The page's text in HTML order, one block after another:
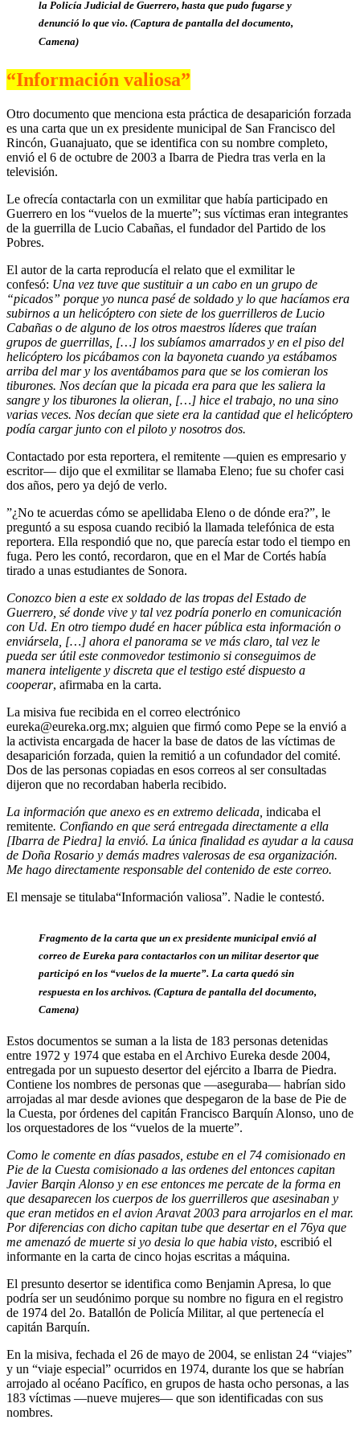
la Policía Judicial de Guerrero, hasta que pudo fugarse y
denunció lo que vio. (Captura de pantalla del documento,
Camena)
“Información valiosa”
Otro documento que menciona esta práctica de desaparición forzada
es una carta que un ex presidente municipal de San Francisco del
Rincón, Guanajuato, que se identifica con su nombre completo,
envió el 6 de octubre de 2003 a Ibarra de Piedra tras verla en la
televisión.
Le ofrecía contactarla con un exmilitar que había participado en
Guerrero en los “vuelos de la muerte”; sus víctimas eran integrantes
de la guerrilla de Lucio Cabañas, el fundador del Partido de los
Pobres.
El autor de la carta reproducía el relato que el exmilitar le
confesó: Una vez tuve que sustituir a un cabo en un grupo de
“picados” porque yo nunca pasé de soldado y lo que hacíamos era
subirnos a un helicóptero con siete de los guerrilleros de Lucio
Cabañas o de alguno de los otros maestros líderes que traían
grupos de guerrillas, […] los subíamos amarrados y en el piso del
helicóptero los picábamos con la bayoneta cuando ya estábamos
arriba del mar y los aventábamos para que se los comieran los
tiburones. Nos decían que la picada era para que les saliera la
sangre y los tiburones la olieran, […] hice el trabajo, no una sino
varias veces. Nos decían que siete era la cantidad que el helicóptero
podía cargar junto con el piloto y nosotros dos.
Contactado por esta reportera, el remitente —quien es empresario y
escritor— dijo que el exmilitar se llamaba Eleno; fue su chofer casi
dos años, pero ya dejó de verlo.
”¿No te acuerdas cómo se apellidaba Eleno o de dónde era?”, le
preguntó a su esposa cuando recibió la llamada telefónica de esta
reportera. Ella respondió que no, que parecía estar todo el tiempo en
fuga. Pero les contó, recordaron, que en el Mar de Cortés había
tirado a unas estudiantes de Sonora.
Conozco bien a este ex soldado de las tropas del Estado de
Guerrero, sé donde vive y tal vez podría ponerlo en comunicación
con Ud. En otro tiempo dudé en hacer pública esta información o
enviársela, […] ahora el panorama se ve más claro, tal vez le
pueda ser útil este conmovedor testimonio si conseguimos de
manera inteligente y discreta que el testigo esté dispuesto a
cooperar, afirmaba en la carta.
La misiva fue recibida en el correo electrónico
eureka@eureka.org.mx; alguien que firmó como Pepe se la envió a
la activista encargada de hacer la base de datos de las víctimas de
desaparición forzada, quien la remitió a un cofundador del comité.
Dos de las personas copiadas en esos correos al ser consultadas
dijeron que no recordaban haberla recibido.
La información que anexo es en extremo delicada, indicaba el
remitente. Confiando en que será entregada directamente a ella
[Ibarra de Piedra] la envió. La única finalidad es ayudar a la causa
de Doña Rosario y demás madres valerosas de esa organización.
Me hago directamente responsable del contenido de este correo.
El mensaje se titulaba“Información valiosa”. Nadie le contestó.
Fragmento de la carta que un ex presidente municipal envió al
correo de Eureka para contactarlos con un militar desertor que
participó en los “vuelos de la muerte”. La carta quedó sin
respuesta en los archivos. (Captura de pantalla del documento,
Camena)
Estos documentos se suman a la lista de 183 personas detenidas
entre 1972 y 1974 que estaba en el Archivo Eureka desde 2004,
entregada por un supuesto desertor del ejército a Ibarra de Piedra.
Contiene los nombres de personas que —aseguraba— habrían sido
arrojadas al mar desde aviones que despegaron de la base de Pie de
la Cuesta, por órdenes del capitán Francisco Barquín Alonso, uno de
los orquestadores de los “vuelos de la muerte”.
Como le comente en días pasados, estube en el 74 comisionado en
Pie de la Cuesta comisionado a las ordenes del entonces capitan
Javier Barqin Alonso y en ese entonces me percate de la forma en
que desaparecen los cuerpos de los guerrilleros que asesinaban y
que eran metidos en el avion Aravat 2003 para arrojarlos en el mar.
Por diferencias con dicho capitan tube que desertar en el 76ya que
me amenazó de muerte si yo desia lo que habia visto, escribió el
informante en la carta de cinco hojas escritas a máquina.
El presunto desertor se identifica como Benjamin Apresa, lo que
podría ser un seudónimo porque su nombre no figura en el registro
de 1974 del 2o. Batallón de Policía Militar, al que pertenecía el
capitán Barquín.
En la misiva, fechada el 26 de mayo de 2004, se enlistan 24 “viajes”
y un “viaje especial” ocurridos en 1974, durante los que se habrían
arrojado al océano Pacífico, en grupos de hasta ocho personas, a las
183 víctimas —nueve mujeres— que son identificadas con sus
nombres.